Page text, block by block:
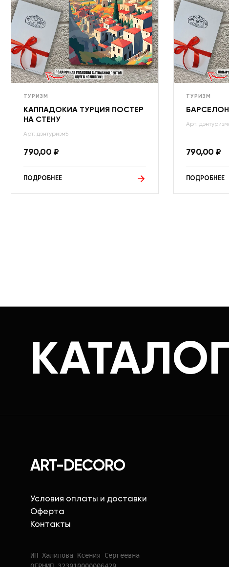
ТУРИЗМ
КАППАДОКИА ТУРЦИЯ ПОСТЕР
НА СТЕНУ
Арт: дэнтуризм5
790,00 ₽
ПОДРОБНЕЕ
ТУРИЗМ
Арт:
790,00 ₽
ПОДРОБНЕЕ
ART-DECORO
Условия оплаты и доставки
Оферта
Контакты
ИП Халилова Ксения Сергеевна